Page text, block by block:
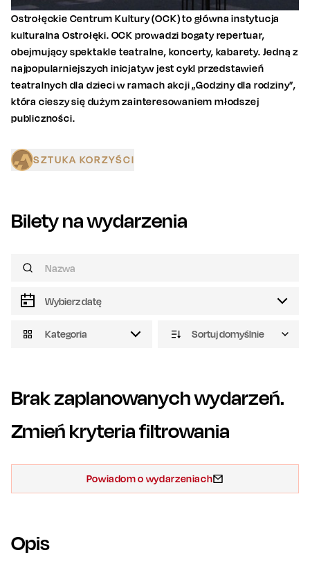
Ostrołęckie Centrum Kultury (OCK) to główna instytucja
kulturalna Ostrołęki. OCK prowadzi bogaty repertuar,
obejmujący spektakle teatralne, koncerty, kabarety. Jedną z
najpopularniejszych inicjatyw jest cykl przedstawień
teatralnych dla dzieci w ramach akcji „Godziny dla rodziny”,
która cieszy się dużym zainteresowaniem młodszej
publiczności.
SZTUKA KORZYŚCI
Bilety na wydarzenia
Kategoria Sortuj domyślnie
Brak zaplanowanych wydarzeń.
Zmień kryteria filtrowania
Powiadom o wydarzeniach
Opis